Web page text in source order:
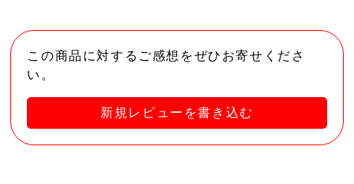
この商品に対するご感想をぜひお寄せくださ
い。
新規レビューを書き込む